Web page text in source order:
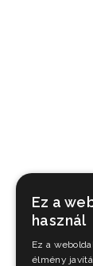
Ez a
használ
Ez a
élmény